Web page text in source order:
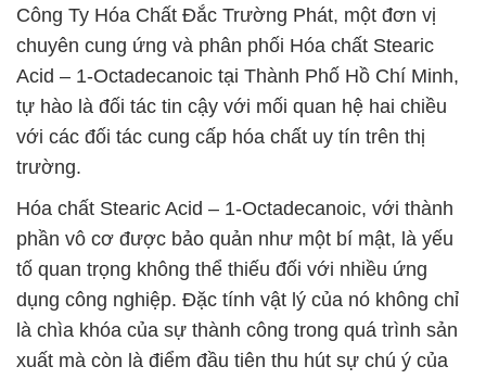
Công Ty Hóa Chất Đắc Trường Phát, một đơn vị
chuyên cung ứng và phân phối Hóa chất Stearic
Acid – 1-Octadecanoic tại Thành Phố Hồ Chí Minh,
tự hào là đối tác tin cậy với mối quan hệ hai chiều
với các đối tác cung cấp hóa chất uy tín trên thị
trường.
Hóa chất Stearic Acid – 1-Octadecanoic, với thành
phần vô cơ được bảo quản như một bí mật, là yếu
tố quan trọng không thể thiếu đối với nhiều ứng
dụng công nghiệp. Đặc tính vật lý của nó không chỉ
là chìa khóa của sự thành công trong quá trình sản
xuất mà còn là điểm đầu tiên thu hút sự chú ý của